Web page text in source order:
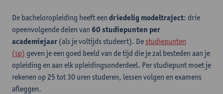
De bacheloropleiding heeft een driedelig modeltraject: drie
opeenvolgende delen van 60 studiepunten per
academiejaar (als je voltijds studeert). De studiepunten
(sp) geven je een goed beeld van de tijd die je zal besteden aan je
opleiding en aan elk opleidingsonderdeel. Per studiepunt moet je
rekenen op 25 tot 30 uren studeren, lessen volgen en examens
afleggen.